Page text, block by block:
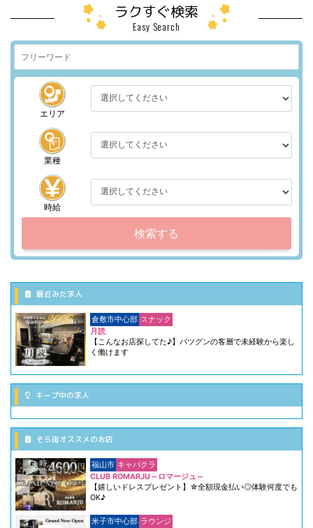
ラクすぐ検索
Easy Search
エリア
業種
時給
検索する
最近みた求人
倉敷市中心部 スナック
月読
【こんなお店探してた♪】バツグンの客層で未経験から楽し
く働けます
キープ中の求人
そら街オススメのお店
福山市 キャバクラ
CLUB ROMARJU～ロマージュ～
【嬉しいドレスプレゼント】☆全額現金払い◎体験何度でも
OK♪
米子市中心部 ラウンジ